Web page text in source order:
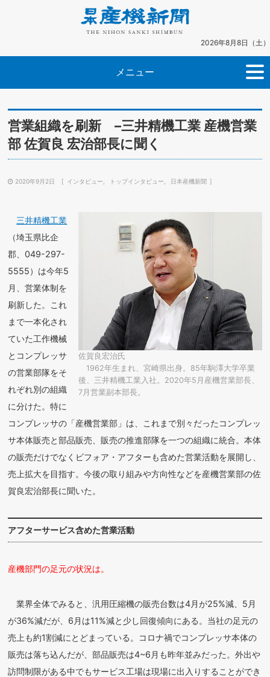
2026年8月8日（土）
メニュー
営業組織を刷新 –三井精機工業 産機営業
部 佐賀良 宏治部長に聞く
2020年9月2日 インタビュー トップインタビュー 日本産機新聞
佐賀良宏治氏
1962年生まれ、宮崎県出身。85年駒澤大学卒業
後、三井精機工業入社。2020年5月産機営業部長、
7月営業副本部長。
三井精機工業
（埼玉県比企
郡、049-297-
5555）は今年5
月、営業体制を
刷新した。これ
まで一本化され
ていた工作機械
とコンプレッサ
の営業部隊をそ
れぞれ別の組織
に分けた。特に
コンプレッサの「産機営業部」は、これまで別々だったコンプレッ
サ本体販売と部品販売、販売の推進部隊を一つの組織に統合。本体
の販売だけでなくビフォア・アフターも含めた営業活動を展開し、
売上拡大を目指す。今後の取り組みや方向性などを産機営業部の佐
賀良宏治部長に聞いた。
アフターサービス含めた営業活動
産機部門の足元の状況は。
業界全体でみると、汎用圧縮機の販売台数は4月が25%減、5月
が36%減だが、6月は11%減と少し回復傾向にある。当社の足元の
売上も約1割減にとどまっている。コロナ禍でコンプレッサ本体の
販売は落ち込んだが、部品販売は4~6月も昨年並みだった。外出や
訪問制限がある中でもサービス工場は現場に出入りすることができ